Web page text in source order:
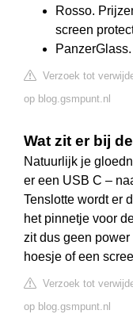
Rosso.
screen
PanzerGlass.
Verzoek tot
op blog.gsmpunt.nl
Wat zit er bij
Natuurlijk je
er een USB C –
Tenslotte wordt er
het pinnetje voor
zit dus geen
hoesje of een
Verzoek tot
op blog.gsmpunt.nl